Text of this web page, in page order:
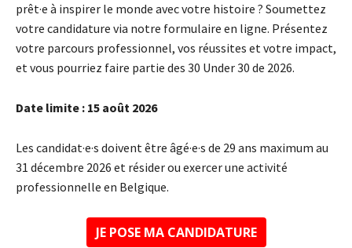
prêt·e à inspirer le monde avec votre histoire ? Soumettez
votre candidature via notre formulaire en ligne. Présentez
votre parcours professionnel, vos réussites et votre impact,
et vous pourriez faire partie des 30 Under 30 de 2026.
Date limite : 15 août 2026
Les candidat·e·s doivent être âgé·e·s de 29 ans maximum au
31 décembre 2026 et résider ou exercer une activité
professionnelle en Belgique.
JE POSE MA CANDIDATURE